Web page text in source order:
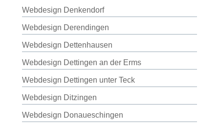
Webdesign Denkendorf
Webdesign Derendingen
Webdesign Dettenhausen
Webdesign Dettingen an der Erms
Webdesign Dettingen unter Teck
Webdesign Ditzingen
Webdesign Donaueschingen